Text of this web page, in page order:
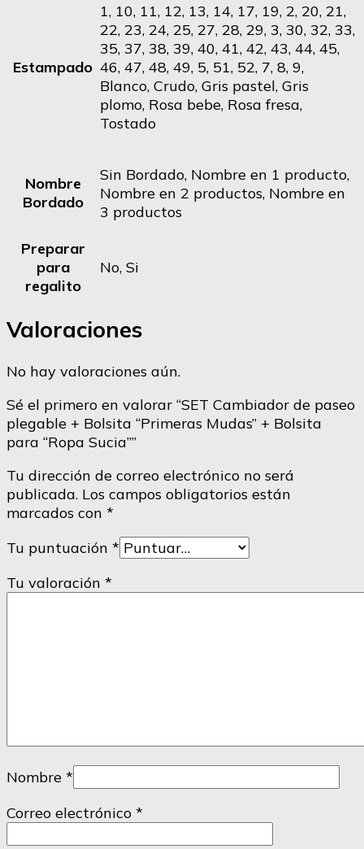
Estampado
1, 10, 11, 12, 13, 14, 17, 19, 2, 20, 21,
22, 23, 24, 25, 27, 28, 29, 3, 30, 32, 33,
35, 37, 38, 39, 40, 41, 42, 43, 44, 45,
46, 47, 48, 49, 5, 51, 52, 7, 8, 9,
Blanco, Crudo, Gris pastel, Gris
plomo, Rosa bebe, Rosa fresa,
Tostado
Nombre
Bordado
Sin Bordado, Nombre en 1 producto,
Nombre en 2 productos, Nombre en
3 productos
Preparar
para
regalito
No, Si
Valoraciones
No hay valoraciones aún.
Sé el primero en valorar “SET Cambiador de paseo
plegable + Bolsita “Primeras Mudas” + Bolsita
para “Ropa Sucia””
Tu dirección de correo electrónico no será
publicada. Los campos obligatorios están
marcados con *
Tu puntuación *
Tu valoración *
Nombre *
Correo electrónico *